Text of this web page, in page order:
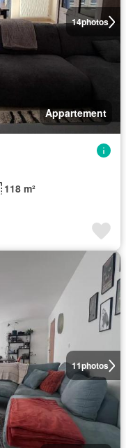
14photos
Appartement
118 m²
11photos